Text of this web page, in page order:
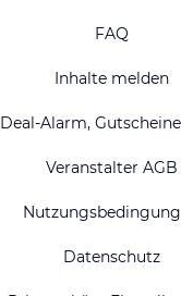
FAQ
Inhalte melden
Deal-Alarm,
Veranstalter AGB
Datenschutz